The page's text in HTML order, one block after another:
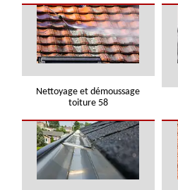
Nettoyage et démoussage
toiture 58